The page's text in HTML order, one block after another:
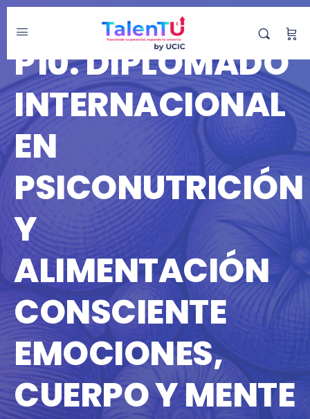
DIPLOMADO
P10. DIPLOMADO
INTERNACIONAL
EN
PSICONUTRICIÓN
Y
ALIMENTACIÓN
CONSCIENTE
EMOCIONES,
CUERPO Y MENTE